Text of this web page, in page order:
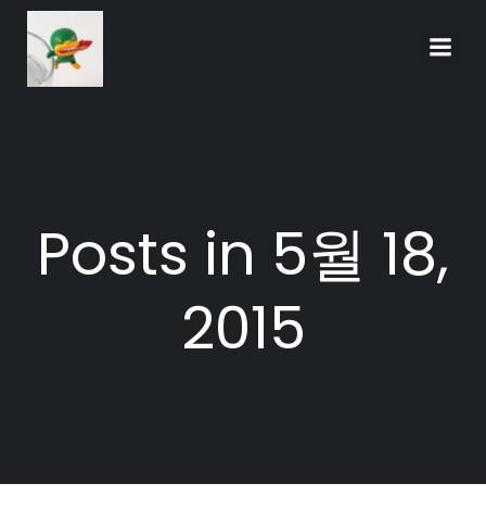
Posts in 5월 18,
2015